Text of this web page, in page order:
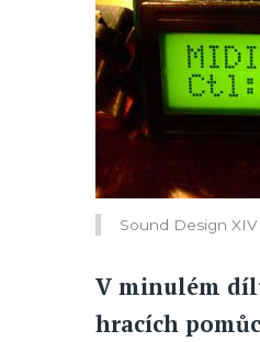
Sound Design
V minulém
hracích